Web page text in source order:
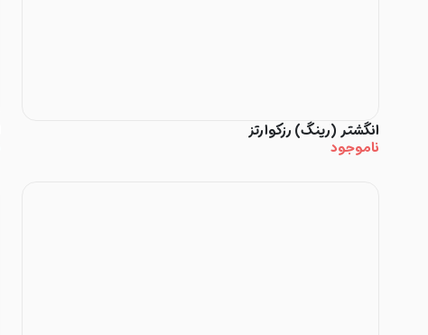
انگشتر (رینگ) رزکوارتز
ناموجود